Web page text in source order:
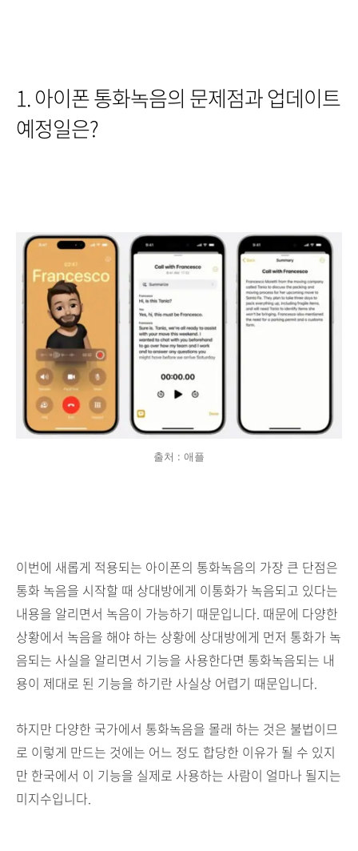
1. 아이폰 통화녹음의 문제점과 업데이트
예정일은?
출처 : 애플
이번에 새롭게 적용되는 아이폰의 통화녹음의 가장 큰 단점은
통화 녹음을 시작할 때 상대방에게 이통화가 녹음되고 있다는
내용을 알리면서 녹음이 가능하기 때문입니다. 때문에 다양한
상황에서 녹음을 해야 하는 상황에 상대방에게 먼저 통화가 녹
음되는 사실을 알리면서 기능을 사용한다면 통화녹음되는 내
용이 제대로 된 기능을 하기란 사실상 어렵기 때문입니다.
하지만 다양한 국가에서 통화녹음을 몰래 하는 것은 불법이므
로 이렇게 만드는 것에는 어느 정도 합당한 이유가 될 수 있지
만 한국에서 이 기능을 실제로 사용하는 사람이 얼마나 될지는
미지수입니다.